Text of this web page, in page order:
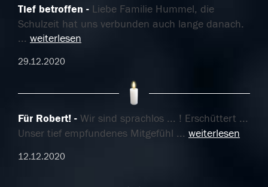
Tief betroffen
Liebe Familie Hummel, die
Schulzeit hat uns verbunden auch lange danach.
... weiterlesen
29.12.2020
Für Robert!
Wir sind sprachlos ... ! Erschüttert ...
Unser tief empfundenes Mitgefühl ... weiterlesen
12.12.2020